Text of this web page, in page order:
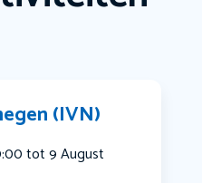
(IVN)
tot 9 August